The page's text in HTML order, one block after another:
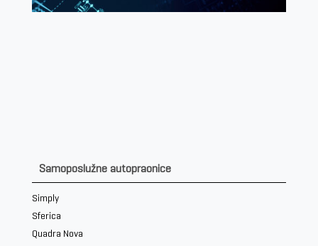
Samoposlužne autopraonice
Simply
Sferica
Quadra Nova